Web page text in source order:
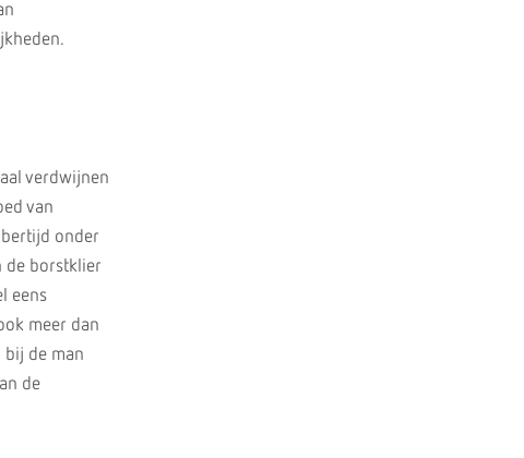
verdwijnen
van
onder
de borstklier
eens
meer dan
bij de man
de